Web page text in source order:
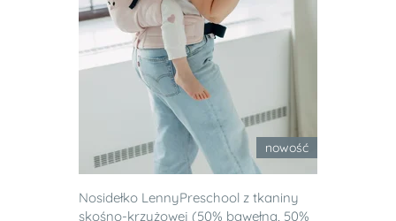
nowość
Nosidełko LennyPreschool z tkaniny
skośno-krzyżowej (50% bawełna, 50%